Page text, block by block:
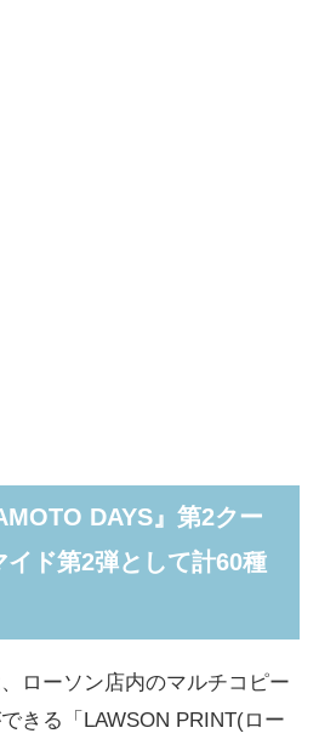
DAYS』第2クー
イド第2弾として計60種
ローソン店内のマルチコピー
きる「LAWSON PRINT(ロー